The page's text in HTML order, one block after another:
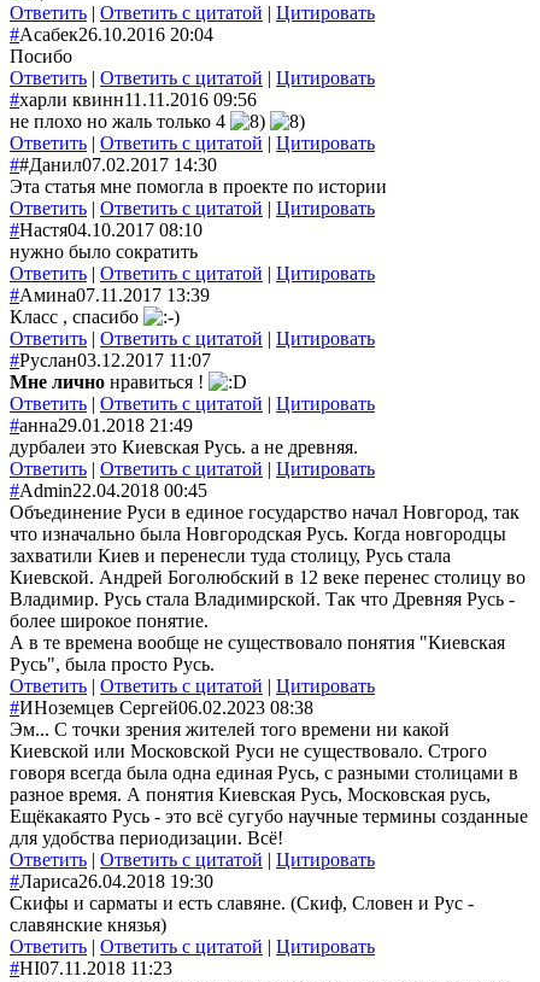
Ответить | Ответить с цитатой | Цитировать
#Асабек26.10.2016 20:04
Посибо
Ответить | Ответить с цитатой | Цитировать
#харли квинн11.11.2016 09:56
не плохо но жаль только 4
Ответить | Ответить с цитатой | Цитировать
##Данил07.02.2017 14:30
Эта статья мне помогла в проекте по истории
Ответить | Ответить с цитатой | Цитировать
#Настя04.10.2017 08:10
нужно было сократить
Ответить | Ответить с цитатой | Цитировать
#Амина07.11.2017 13:39
Класс , спасибо
Ответить | Ответить с цитатой | Цитировать
#Руслан03.12.2017 11:07
Мне лично нравиться !
Ответить | Ответить с цитатой | Цитировать
#анна29.01.2018 21:49
дурбалеи это Киевская Русь. а не древняя.
Ответить | Ответить с цитатой | Цитировать
#Admin22.04.2018 00:45
Объединение Руси в единое государство начал Новгород, так
что изначально была Новгородская Русь. Когда новгородцы
захватили Киев и перенесли туда столицу, Русь стала
Киевской. Андрей Боголюбский в 12 веке перенес столицу во
Владимир. Русь стала Владимирской. Так что Древняя Русь -
более широкое понятие.
А в те времена вообще не существовало понятия "Киевская
Русь", была просто Русь.
Ответить | Ответить с цитатой | Цитировать
#ИНоземцев Сергей06.02.2023 08:38
Эм... С точки зрения жителей того времени ни какой
Киевской или Московской Руси не существовало. Строго
говоря всегда была одна единая Русь, с разными столицами в
разное время. А понятия Киевская Русь, Московская русь,
Ещёкакаято Русь - это всё сугубо научные термины созданные
для удобства периодизации. Всё!
Ответить | Ответить с цитатой | Цитировать
#Лариса26.04.2018 19:30
Скифы и сарматы и есть славяне. (Скиф, Словен и Рус -
славянские князья)
Ответить | Ответить с цитатой | Цитировать
#HI07.11.2018 11:23